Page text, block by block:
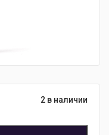
2 в наличии